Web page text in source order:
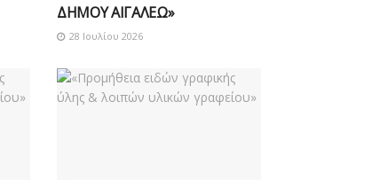
ΔΗΜΟΥ ΑΙΓΑΛΕΩ»
28 Ιουλίου 2026